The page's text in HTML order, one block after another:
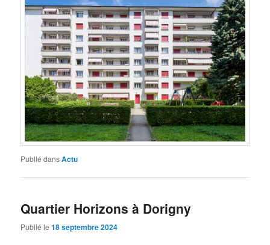
Publié dansActu
Quartier Horizons à Dorigny
Publié le18 septembre 2024